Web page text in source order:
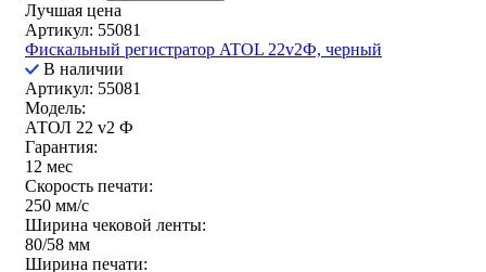
Лучшая цена
Артикул: 55081
Фискальный регистратор ATOL 22v2Ф, черный
В наличии
Артикул: 55081
Модель:
АТОЛ 22 v2 Ф
Гарантия:
12 мес
Скорость печати:
250 мм/c
Ширина чековой ленты:
80/58 мм
Ширина печати: